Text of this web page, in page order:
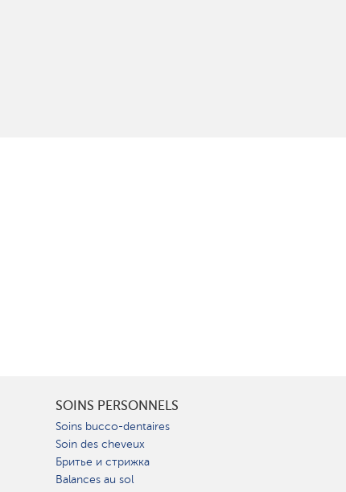
SOINS PERSONNELS
Soins bucco-dentaires
Soin des cheveux
Бритье и стрижка
Balances au sol